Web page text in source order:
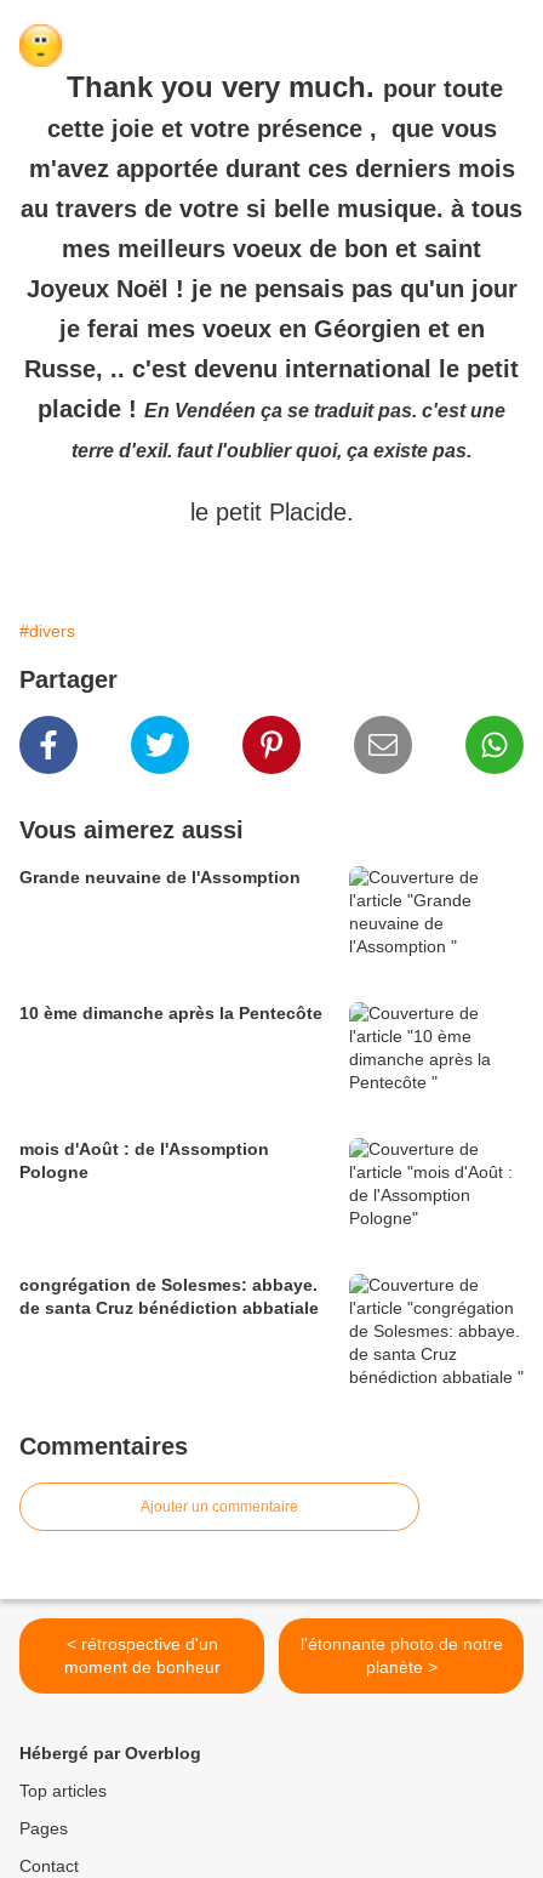
Thank you very much. pour toute
cette joie et votre présence , que vous
m'avez apportée durant ces derniers mois
au travers de votre si belle musique. à tous
mes meilleurs voeux de bon et saint
Joyeux Noël ! je ne pensais pas qu'un jour
je ferai mes voeux en Géorgien et en
Russe, .. c'est devenu international le petit
placide ! En Vendéen ça se traduit pas. c'est une
terre d'exil. faut l'oublier quoi, ça existe pas.
le petit Placide.
#divers
Partager
Vous aimerez aussi
Grande neuvaine de l'Assomption
10 ème dimanche après la Pentecôte
mois d'Août : de l'Assomption
Pologne
congrégation de Solesmes: abbaye.
de santa Cruz bénédiction abbatiale
Commentaires
Ajouter un commentaire
< rétrospective d'un
moment de bonheur
l'étonnante photo de notre
planète >
Hébergé par Overblog
Top articles
Pages
Contact